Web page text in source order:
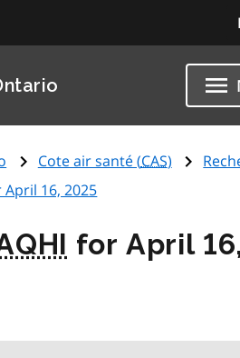
Cote air santé (CAS)
April 16, 2025
for April